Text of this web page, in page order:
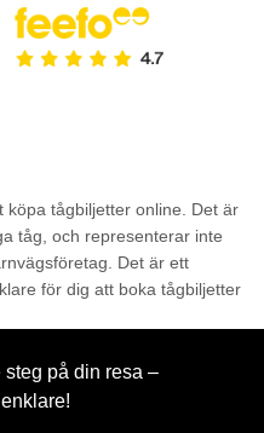
köpa tågbiljetter online. Det är
tåg, och representerar inte
Det är ett
för dig att boka tågbiljetter
på din resa –